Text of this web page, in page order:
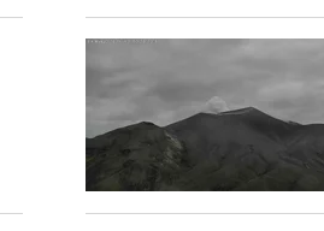
Bola de brazo de res
Bola de pierna de res
Brazo sin hueso de cerdo